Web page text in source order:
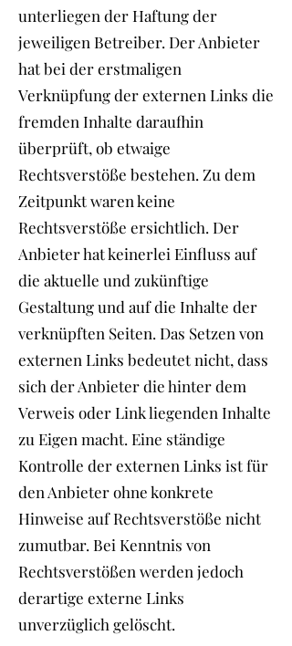
unterliegen der Haftung der
jeweiligen Betreiber. Der Anbieter
hat bei der erstmaligen
Verknüpfung der externen Links die
fremden Inhalte daraufhin
überprüft, ob etwaige
Rechtsverstöße bestehen. Zu dem
Zeitpunkt waren keine
Rechtsverstöße ersichtlich. Der
Anbieter hat keinerlei Einfluss auf
die aktuelle und zukünftige
Gestaltung und auf die Inhalte der
verknüpften Seiten. Das Setzen von
externen Links bedeutet nicht, dass
sich der Anbieter die hinter dem
Verweis oder Link liegenden Inhalte
zu Eigen macht. Eine ständige
Kontrolle der externen Links ist für
den Anbieter ohne konkrete
Hinweise auf Rechtsverstöße nicht
zumutbar. Bei Kenntnis von
Rechtsverstößen werden jedoch
derartige externe Links
unverzüglich gelöscht.